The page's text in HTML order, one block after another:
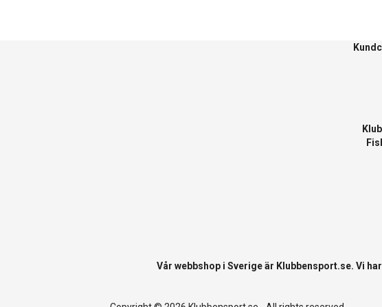
Vår webbshop i Sverige är Klubbensport.se. Vi